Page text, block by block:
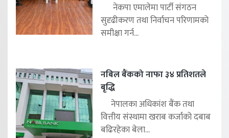
नेकपा एमालेमा पार्टी संगठन
सुदृढीकरण तथा निर्वाचन परिणामको
समीक्षा गर्न...
नबिल बैंकको नाफा ३४ प्रतिशतले
बृद्धि
नेपालका अधिकांश बैंक तथा
वित्तीय संस्थामा खराब कर्जाको दबाब
बढिरहेका बेला...